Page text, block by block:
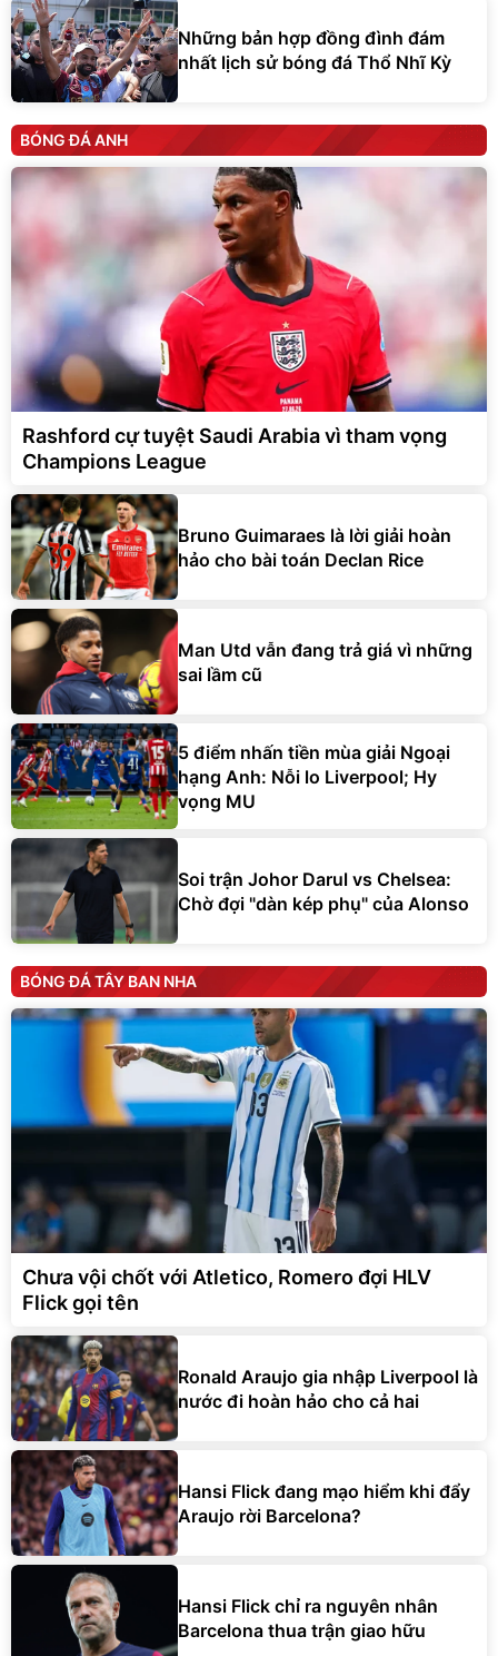
Những bản hợp đồng đình đám
nhất lịch sử bóng đá Thổ Nhĩ Kỳ
BÓNG ĐÁ ANH
Rashford cự tuyệt Saudi Arabia vì tham vọng
Champions League
Bruno Guimaraes là lời giải hoàn
hảo cho bài toán Declan Rice
Man Utd vẫn đang trả giá vì những
sai lầm cũ
5 điểm nhấn tiền mùa giải Ngoại
hạng Anh: Nỗi lo Liverpool; Hy
vọng MU
Soi trận Johor Darul vs Chelsea:
Chờ đợi "dàn kép phụ" của Alonso
BÓNG ĐÁ TÂY BAN NHA
Chưa vội chốt với Atletico, Romero đợi HLV
Flick gọi tên
Ronald Araujo gia nhập Liverpool là
nước đi hoàn hảo cho cả hai
Hansi Flick đang mạo hiểm khi đẩy
Araujo rời Barcelona?
Hansi Flick chỉ ra nguyên nhân
Barcelona thua trận giao hữu